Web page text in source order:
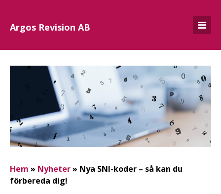
Argos Revision AB
Hem » Nyheter» Nya SNI-koder – så kan du
förbereda dig!